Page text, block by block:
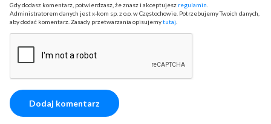
Gdy dodasz komentarz, potwierdzasz, że znasz i akceptujesz regulamin
Administratorem danych jest x-kom sp. z o.o. w Częstochowie. Potrzebujemy Twoich danych,
aby dodać komentarz. Zasady przetwarzania opisujemytutaj